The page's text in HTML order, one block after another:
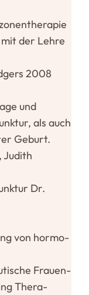
der Lehre
2008
und
als auch
Geburt.
Judith
Dr.
von hor­mo­
Frau­en­
The­ra­